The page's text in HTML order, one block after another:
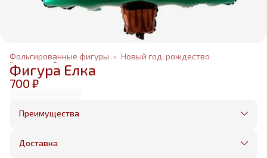
Новый год, рождество
Фольгированные фигуры ›
Фольгированные шары
Главная
Фигура Елка
700 ₽
Преимущества
Оплата частями в Сплит
Бесплатная доставка в пределах КАД
Доставка